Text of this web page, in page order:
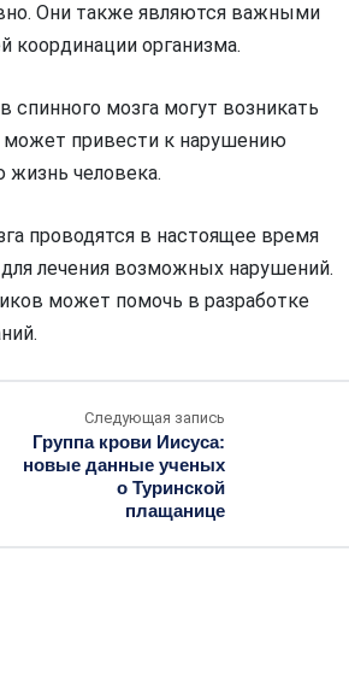
Они также являются важными
координации организма.
спинного мозга могут возникать
может привести к нарушению
человека.
проводятся в настоящее время
лечения возможных нарушений.
может помочь в разработке
Следующая запись
Группа крови Иисуса:
новые данные ученых
о Туринской
плащанице